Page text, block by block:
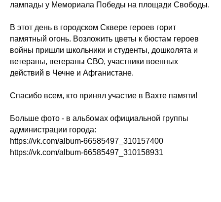
лампады у Мемориала Победы на площади Свободы.
В этот день в городском Сквере героев горит
памятный огонь. Возложить цветы к бюстам героев
войны пришли школьники и студенты, дошколята и
ветераны, ветераны СВО, участники военных
действий в Чечне и Афганистане.
Спасибо всем, кто принял участие в Вахте памяти!
Больше фото - в альбомах официальной группы
администрации города:
https://vk.com/album-66585497_310157400
https://vk.com/album-66585497_310158931